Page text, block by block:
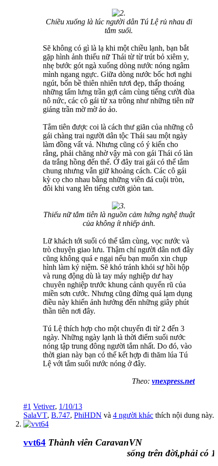
Chiều xuống là lúc người dân Tú Lệ rủ nhau đi
tắm suối.
Sẽ không có gì là lạ khi một chiều lạnh, bạn bắt
gặp hình ảnh thiếu nữ Thái từ từ trút bỏ xiêm y,
nhẹ bước gót ngà xuống dòng nước nóng ngâm
mình ngang ngực. Giữa dòng nước bốc hơi nghi
ngút, bốn bề thiên nhiên tươi đẹp, thấp thoáng
những tấm lưng trần gợi cảm cùng tiếng cười đùa
nô nức, các cô gái từ xa trông như những tiên nữ
giáng trần mờ mờ ảo ảo.
Tắm tiên được coi là cách thư giãn của những cô
gái chàng trai người dân tộc Thái sau một ngày
làm đồng vất vả. Nhưng cũng có ý kiến cho
rằng, phải chăng nhờ vậy mà con gái Thái có làn
da trắng hồng đến thế. Ở đây trai gái có thể tắm
chung nhưng vẫn giữ khoảng cách. Các cô gái
kỳ cọ cho nhau bằng những viên đá cuội tròn,
đôi khi vang lên tiếng cười giòn tan.
Thiếu nữ tắm tiên là nguồn cảm hứng nghệ thuật
của không ít nhiếp ảnh.
Lữ khách tới suối có thể tắm cùng, vọc nước và
trò chuyện giao lưu. Thậm chí người dân nơi đây
cũng không quá e ngại nếu bạn muốn xin chụp
hình làm kỷ niệm. Sẽ khó tránh khỏi sự hồi hộp
và rung động dù là tay máy nghiệp dư hay
chuyên nghiệp trước khung cảnh quyến rũ của
miền sơn cước. Nhưng cũng đừng quá lạm dụng
điều này khiến ảnh hưởng đến những giây phút
thần tiên nơi đây.
Tú Lệ thích hợp cho một chuyến đi từ 2 đến 3
ngày. Những ngày lạnh là thời điểm suối nước
nóng tập trung đông người tắm nhất. Do đó, vào
thời gian này bạn có thể kết hợp đi thăm lúa Tú
Lệ với tắm suối nước nóng ở đây.
Theo: vnexpress.net
#1 Vetiver, 1/10/13
SalaVT, B.747, PhiHDN và 4 người khác thích nội dung này.
vvt64 Thành viên CaravanVN
sống trên đời,phải có 1